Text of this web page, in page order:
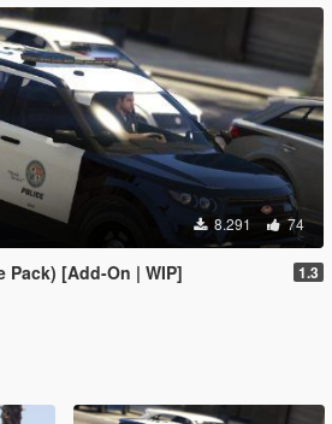
8.291 74
Pack) [Add-On | WIP] 1.3